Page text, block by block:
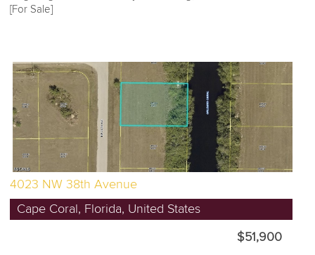
[For Sale]
4023 NW 38th Avenue
Cape Coral, Florida, United States
$51,900